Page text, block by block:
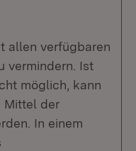
allen verfügbaren
vermindern. Ist
möglich, kann
Mittel der
In einem